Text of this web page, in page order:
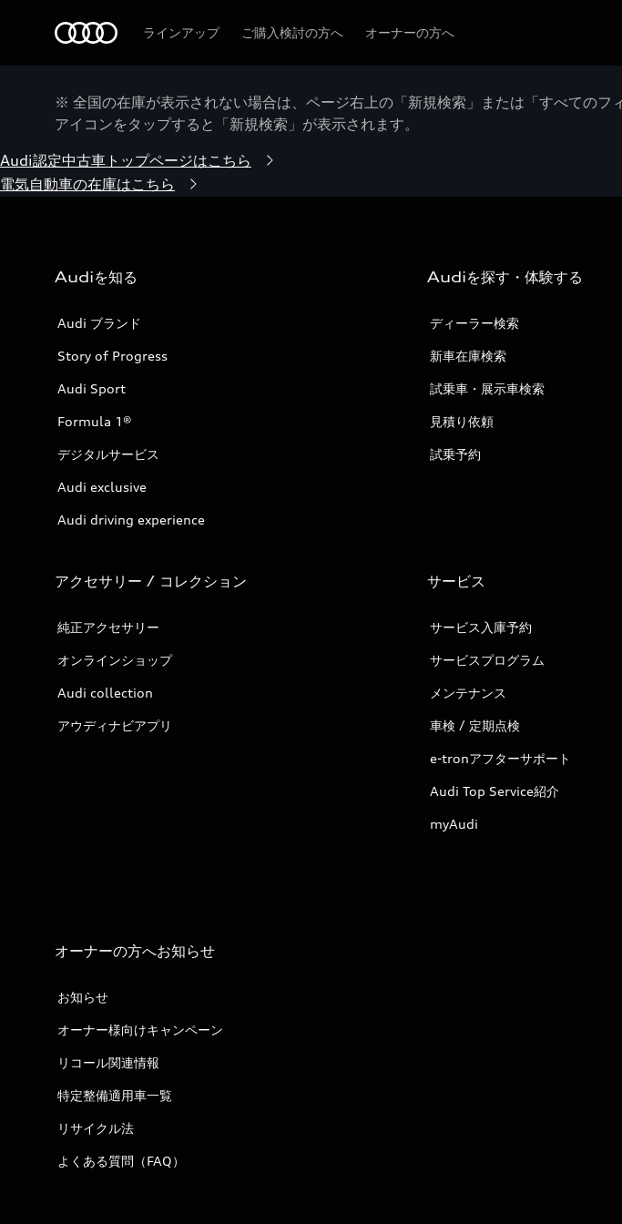
ラインアップ ご購入検討の方へ オーナーの方へ
※ 全国の在庫が表示されない場合は、ページ右上の「新規検索」または「すべての
アイコンをタップすると「新規検索」が表示されます。
Audi認定中古車トップページはこちら
電気自動車の在庫はこちら
Audiを知る
Audi ブランド
Story of Progress
Audi Sport
Formula 1®
デジタルサービス
Audi exclusive
Audi driving experience
Audiを探す・体験する
ディーラー検索
新車在庫検索
試乗車・展示車検索
見積り依頼
試乗予約
アクセサリー / コレクション
純正アクセサリー
オンラインショップ
Audi collection
アウディナビアプリ
サービス
サービス入庫予約
サービスプログラム
メンテナンス
車検 / 定期点検
e-tronアフターサポート
Audi Top Service紹介
myAudi
オーナーの方へお知らせ
お知らせ
オーナー様向けキャンペーン
リコール関連情報
特定整備適用車一覧
リサイクル法
よくある質問（FAQ）